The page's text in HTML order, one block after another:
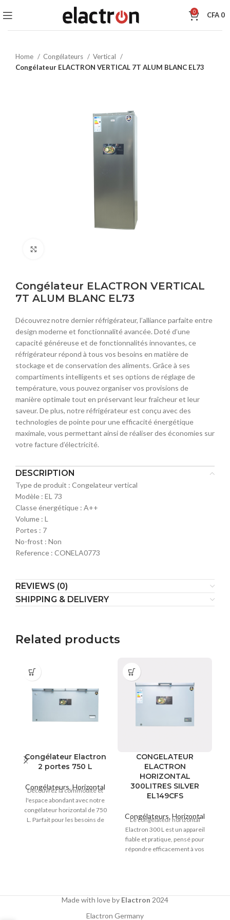
0 CFA 0
Home Congélateurs
Vertical
Congélateur ELACTRON VERTICAL 7T ALUM BLANC EL73
Congélateur ELACTRON VERTICAL
7T ALUM BLANC EL73
Découvrez notre dernier réfrigérateur, l’alliance parfaite entre
design moderne et fonctionnalité avancée. Doté d’une
capacité généreuse et de fonctionnalités innovantes, ce
réfrigérateur répond à tous vos besoins en matière de
stockage et de conservation des aliments. Grâce à ses
compartiments intelligents et ses options de réglage de
température, vous pouvez organiser vos provisions de
manière optimale tout en préservant leur fraîcheur et leur
saveur. De plus, notre réfrigérateur est conçu avec des
technologies de pointe pour une efficacité énergétique
maximale, vous permettant ainsi de réaliser des économies sur
votre facture d’électricité.
DESCRIPTION
Type de produit : Congelateur vertical
Modèle : EL 73
Classe énergétique : A++
Volume : L
Portes : 7
No-frost : Non
Reference : CONELA0773
REVIEWS (0)
SHIPPING & DELIVERY
Related products
Congélateur Elactron
2 portes 750 L
Congélateurs, Horizontal
Découvrez la commodité et
l'espace abondant avec notre
congélateur horizontal de 750
L. Parfait pour les besoins de
conception robuste et fiable, il
optimale des aliments tout en
CONGELATEUR
ELACTRON
HORIZONTAL
300LITRES SILVER
EL149CFS
Congélateurs, Horizontal
Le congélateur horizontal
Elactron 300 L est un appareil
fiable et pratique, pensé pour
répondre efficacement à vos
quantité d’aliments surgelés.
un accès simple et rapide,
Made with love by Elactron 2024
Elactron Germany